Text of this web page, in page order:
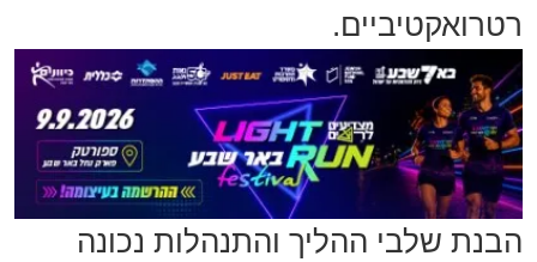
רטרואקטיביים.
הבנת שלבי ההליך והתנהלות נכונה